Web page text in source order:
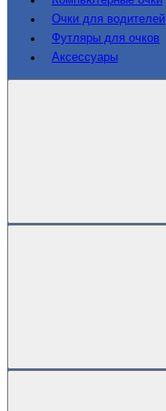
Очки для водителей
Футляры для очков
Аксессуары